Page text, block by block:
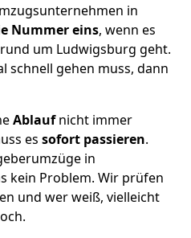
in
Nummer eins, wenn es
um Ludwigsburg geht.
schnell gehen muss, dann
Ablaufnicht immer
es sofort passieren.
in
kein Problem. Wir prüfen
und wer weiß, vielleicht